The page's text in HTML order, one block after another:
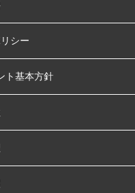
シー
ト基本方針